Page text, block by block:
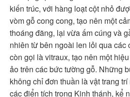
kiến trúc, với hàng loạt cột nhỏ
vòm gỗ cong cong, tạo nên một
thoáng đãng, lại vừa ấm cúng và
nhiên từ bên ngoài len lỏi qua các
còn gọi là vitraux, tạo nên một
ảo trên các bức tường gỗ. Những
không chỉ đơn thuần là vật trang
các điển tích trong Kinh thánh, kể